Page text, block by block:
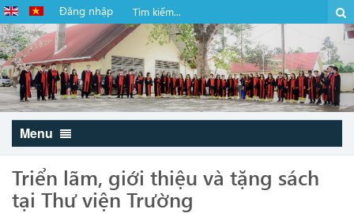
Đăng nhập
Menu
Triển lãm, giới thiệu và tặng sách
tại Thư viện Trường